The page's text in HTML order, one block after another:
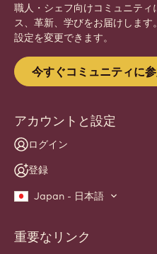
職人・シェフ向けコミュニテ
ス、革新、学びをお届けしま
設定を変更できます。
今すぐコミュニティに参
アカウントと設定
ログイン
登録
Japan - 日本語
Footer
重要なリンク